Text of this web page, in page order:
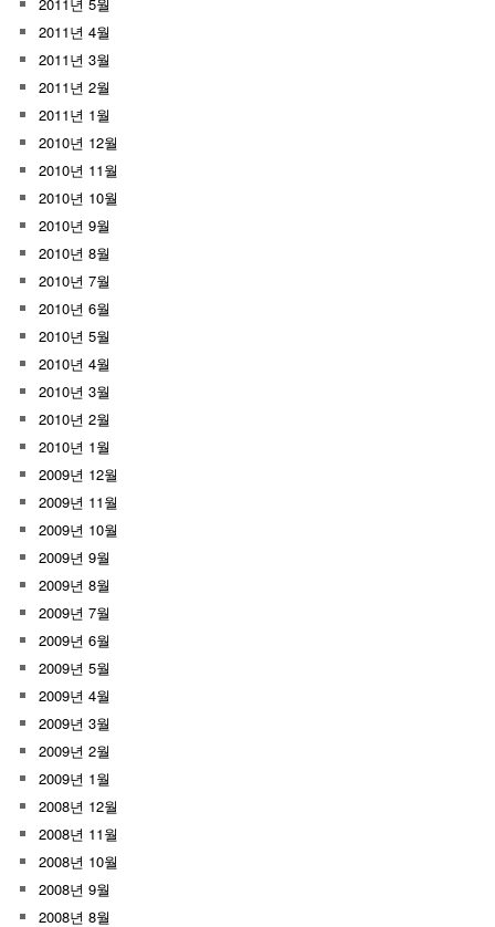
2011년 4월
2011년 3월
2011년 2월
2011년 1월
2010년 12월
2010년 11월
2010년 10월
2010년 9월
2010년 8월
2010년 7월
2010년 6월
2010년 5월
2010년 4월
2010년 3월
2010년 2월
2010년 1월
2009년 12월
2009년 11월
2009년 10월
2009년 9월
2009년 8월
2009년 7월
2009년 6월
2009년 5월
2009년 4월
2009년 3월
2009년 2월
2009년 1월
2008년 12월
2008년 11월
2008년 10월
2008년 9월
2008년 8월